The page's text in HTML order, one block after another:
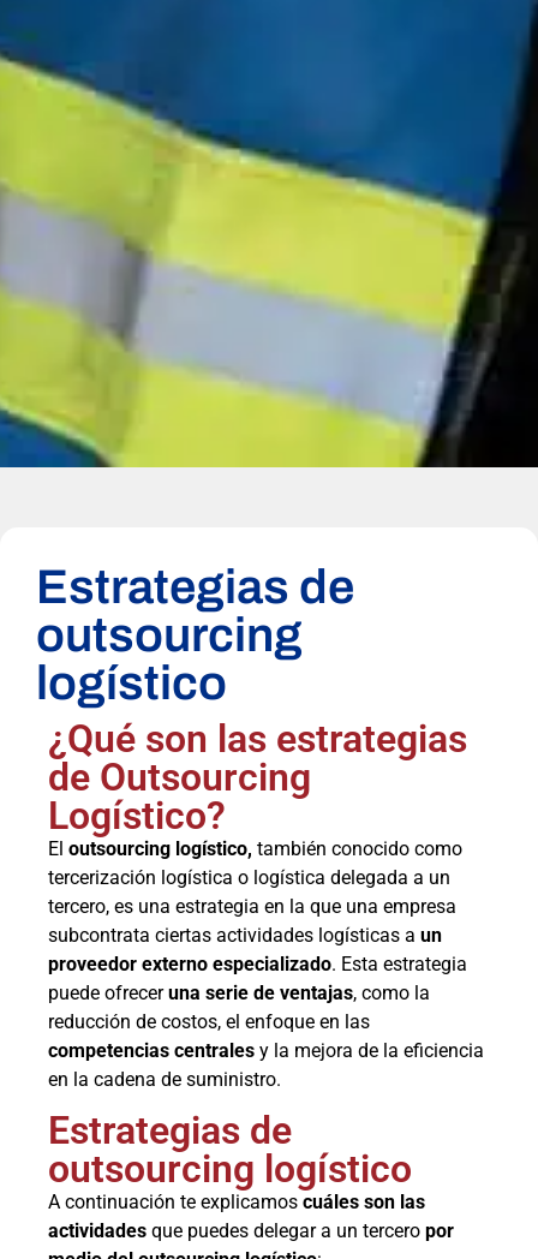
Estrategias de
outsourcing
logístico
¿Qué son las estrategias
de Outsourcing
Logístico?
El outsourcing logístico, también conocido como
tercerización logística o logística delegada a un
tercero, es una estrategia en la que una empresa
subcontrata ciertas actividades logísticas a un
proveedor externo especializado. Esta estrategia
puede ofreceruna serie de ventajas, como la
reducción de costos, el enfoque en las
competencias centrales y la mejora de la eficiencia
en la cadena de suministro.
Estrategias de
outsourcing logístico
A continuación te explicamos cuáles son las
actividades que puedes delegar a un tercero por